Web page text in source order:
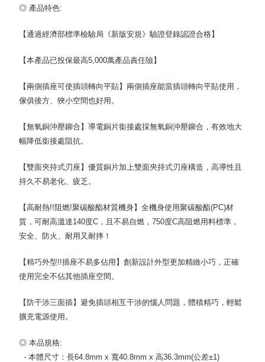
◎ 產品特色:
【通過經濟部標準檢驗局《新版安規》驗證登錄認證合格】
【本產品已投保最高5,000萬產品責任險】
【兩側插座可使插頭轉向平貼】兩側插座能當插頭轉向平貼使用，
傢俱後方、狹小空間也好用。
【無氧銅沖壓鉚合】導電銅片銜接處採無氧銅沖壓鉚合，有效地大
幅降低銜接處阻抗。
【雙面夾持式刃座】優質銅片加上雙面夾持式刃座構造，高導性且
持久不易老化、疲乏。
【高耐熱!!阻燃!聚碳酸酯材質機身】全機身使用聚碳酸酯(PC)材
質，可耐高溫達140度C，且不易自燃，750度C高阻燃用料標準，
安全、防火、耐用又耐摔！
【精巧外型!!插座不易多佔用】創新設計外型更加精緻小巧，正確
使用完全不佔其他插座空間。
【防干涉三面插】避免插頭相互干涉的惱人問題，體積精巧，輕鬆
擴充電源使用。
◎ 本品規格:
- 本體尺寸：長64.8mm x 寬40.8mm x 高36.3mm(公差±1)